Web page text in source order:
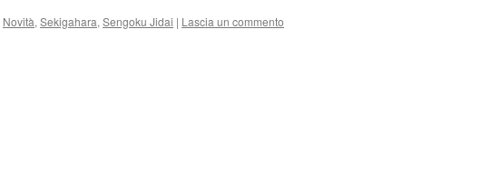
Novità, Sekigahara, Sengoku Jidai | Lascia un commento